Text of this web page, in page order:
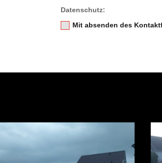
Datenschutz:
Mit absenden des